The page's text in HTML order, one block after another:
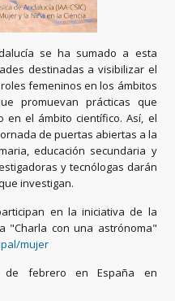
se ha sumado a esta
destinadas a visibilizar el
femeninos en los ámbitos
promuevan prácticas que
en el ámbito científico. Así, el
de puertas abiertas a la
educación secundaria y
y tecnólogas darán
investigan.
en la iniciativa de la
"Charla con una astrónoma"
mujer
febrero en España en